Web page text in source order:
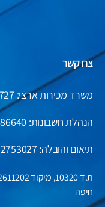
צרו קשר
משרד מכירות ארצי: 051-2752727
הנהלת חשבונות:
תיאום והובלה: 051-2753027
ת.ד 10320, מיקוד 2611202
חיפה